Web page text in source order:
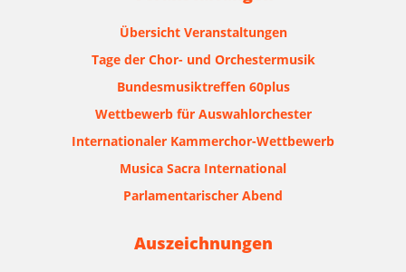
Übersicht Veranstaltungen
Tage der Chor- und Orchestermusik
Bundesmusiktreffen 60plus
Wettbewerb für Auswahlorchester
Internationaler Kammerchor-Wettbewerb
Musica Sacra International
Parlamentarischer Abend
Auszeichnungen